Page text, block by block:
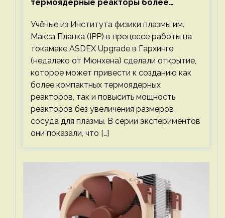
термоядерные реакторы более
Учёные из Института физики плазмы им.
Макса Планка (IPP) в процессе работы на
токамаке ASDEX Upgrade в Гархинге
(недалеко от Мюнхена) сделали открытие,
которое может привести к созданию как
более компактных термоядерных
реакторов, так и повысить мощность
реакторов без увеличения размеров
сосуда для плазмы. В серии экспериментов
они показали, что […]